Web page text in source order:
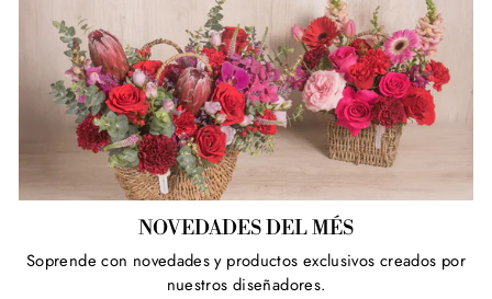
NOVEDADES DEL MÉS
Soprende con novedades y productos exclusivos creados por
nuestros diseñadores.